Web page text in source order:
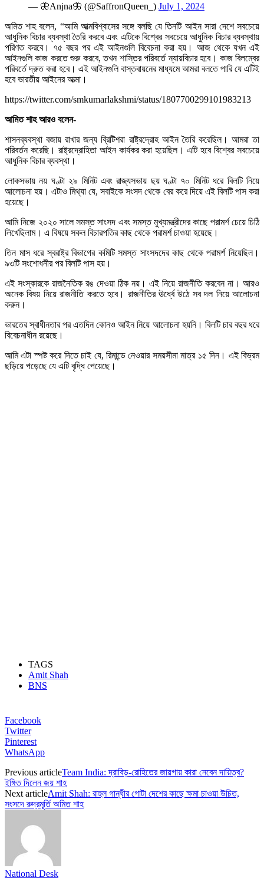
— 🦋Anjna🦋 (@SaffronQueen_) July 1, 2024
অমিত শাহ বলেন, “আমি আত্মবিশ্বাসের সঙ্গে বলছি যে তিনটি আইন সারা দেশে সবচেয়ে
আধুনিক বিচার ব্যবস্থা তৈরি করবে এবং এটিকে বিশ্বের সবচেয়ে আধুনিক বিচার ব্যবস্থায়
পরিণত করবে। ৭৫ বছর পর এই আইনগুলি বিবেচনা করা হয়। আজ থেকে যখন এই
আইনগুলি কাজ করতে শুরু করবে, তখন শাস্তির পরিবর্তে ন্যায়বিচার হবে। কাজ বিলম্বের
পরিবর্তে দ্রুত করা হবে। এই আইনগুলি বাস্তবায়নের মাধ্যমে আমরা বলতে পারি যে এটিই
হবে ভারতীয় আইনের আত্মা।
https://twitter.com/smkumarlakshmi/status/1807700299101983213
আমিত শাহ আরও বলেন-
শাসনব্যবস্থা বজায় রাখার জন্য ব্রিটিশরা রাষ্ট্রদ্রোহ আইন তৈরি করেছিল। আমরা তা
পরিবর্তন করেছি। রাষ্ট্রদ্রোহিতা আইন কার্যকর করা হয়েছিল। এটি হবে বিশ্বের সবচেয়ে
আধুনিক বিচার ব্যবস্থা।
লোকসভায় নয় ঘণ্টা ২৯ মিনিট এবং রাজ্যসভায় ছয় ঘণ্টা ৭০ মিনিট ধরে বিলটি নিয়ে
আলোচনা হয়। এটাও মিথ্যা যে, সবাইকে সংসদ থেকে বের করে দিয়ে এই বিলটি পাস করা
হয়েছে।
আমি নিজে ২০২০ সালে সমস্ত সাংসদ এবং সমস্ত মুখ্যমন্ত্রীদের কাছে পরামর্শ চেয়ে চিঠি
লিখেছিলাম। এ বিষয়ে সকল বিচারপতির কাছ থেকে পরামর্শ চাওয়া হয়েছে।
তিন মাস ধরে স্বরাষ্ট্র বিভাগের কমিটি সমস্ত সাংসদদের কাছ থেকে পরামর্শ নিয়েছিল।
৯৩টি সংশোধনীর পর বিলটি পাস হয়।
এই সংস্কারকে রাজনৈতিক রঙ দেওয়া ঠিক নয়। এই নিয়ে রাজনীতি করবেন না। আরও
অনেক বিষয় নিয়ে রাজনীতি করতে হবে। রাজনীতির ঊর্ধ্বে উঠে সব দল নিয়ে আলোচনা
করুন।
ভারতের স্বাধীনতার পর এতদিন কোনও আইন নিয়ে আলোচনা হয়নি। বিলটি চার বছর ধরে
বিবেচনাধীন রয়েছে।
আমি এটা স্পষ্ট করে দিতে চাই যে, রিমান্ডে নেওয়ার সময়সীমা মাত্র ১৫ দিন। এই বিভ্রম
ছড়িয়ে পড়েছে যে এটি বৃদ্ধি পেয়েছে।
TAGS
Amit Shah
BNS
Facebook
Twitter
Pinterest
WhatsApp
Previous articleTeam India: দ্রাবিড়-রোহিতের জায়গায় কারা নেবেন দায়িত্ব?
ইঙ্গিত দিলেন জয় শাহ
Next articleAmit Shah: রাহুল গান্ধীর গোটা দেশের কাছে ক্ষমা চাওয়া উচিত,
সংসদে রুদ্রমূর্তি অমিত শাহ
National Desk